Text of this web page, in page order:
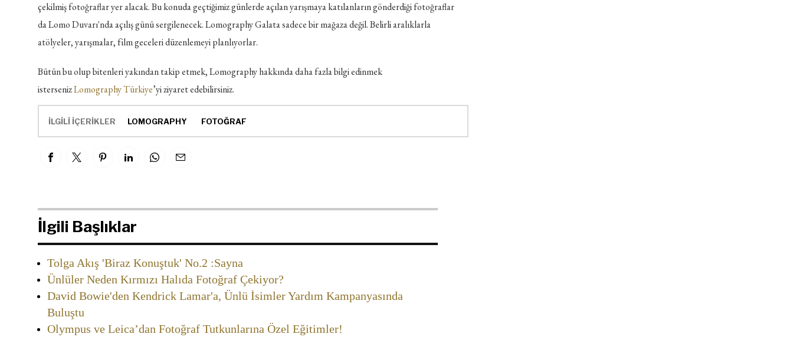
çekilmiş fotoğraflar yer alacak. Bu konuda geçtiğimiz günlerde açılan yarışmaya katılanların gönderdiği fotoğraflar
da Lomo Duvarı'nda açılış günü sergilenecek. Lomography Galata sadece bir mağaza değil. Belirli aralıklarla
atölyeler, yarışmalar, film geceleri düzenlemeyi planlıyorlar.
Bütün bu olup bitenleri yakından takip etmek, Lomography hakkında daha fazla bilgi edinmek
istersenizLomography Türkiye’yi ziyaret edebilirsiniz.
İLGİLİ İÇERİKLER LOMOGRAPHY FOTOĞRAF
İlgili Başlıklar
Tolga Akış 'Biraz Konuştuk' No.2 :Sayna
Ünlüler Neden Kırmızı Halıda Fotoğraf Çekiyor?
David Bowie'den Kendrick Lamar'a, Ünlü İsimler Yardım Kampanyasında
Buluştu
Olympus ve Leica’dan Fotoğraf Tutkunlarına Özel Eğitimler!